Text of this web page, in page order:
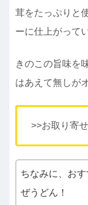
茸をたっぷりと
ーに仕上がって
きのこの旨味を
はあえて無しが
>>お取り寄
ちなみに、お
ぜうどん！